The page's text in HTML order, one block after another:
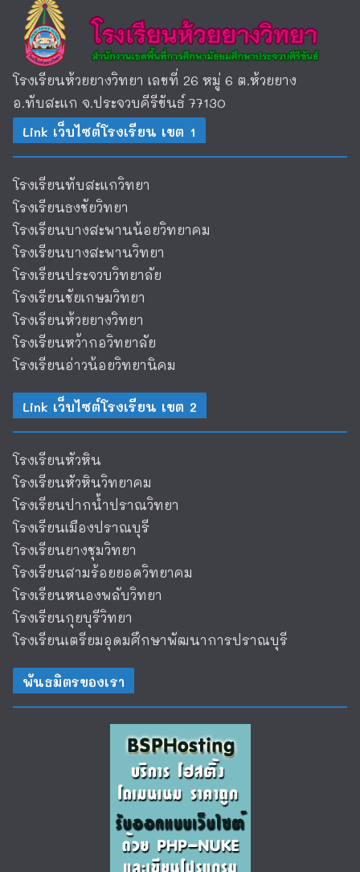
โรงเรียนห้วยยางวิทยา เลขที่ 26 หมู่ 6 ต.ห้วยยาง
อ.ทับสะแก จ.ประจวบคีรีขันธ์ 77130
Link เว็บไซต์โรงเรียน เขต 1
โรงเรียนทับสะแกวิทยา
โรงเรียนธงชัยวิทยา
โรงเรียนบางสะพานน้อยวิทยาคม
โรงเรียนบางสะพานวิทยา
โรงเรียนประจวบวิทยาลัย
โรงเรียนชัยเกษมวิทยา
โรงเรียนห้วยยางวิทยา
โรงเรียนหว้ากอวิทยาลัย
โรงเรียนอ่าวน้อยวิทยานิคม
Link เว็บไซต์โรงเรียน เขต 2
โรงเรียนหัวหิน
โรงเรียนหัวหินวิทยาคม
โรงเรียนปากน้ำปราณวิทยา
โรงเรียนเมืองปราณบุรี
โรงเรียนยางชุมวิทยา
โรงเรียนสามร้อยยอดวิทยาคม
โรงเรียนหนองพลับวิทยา
โรงเรียนกุยบุรีวิทยา
โรงเรียนเตรียมอุดมศึกษาพัฒนาการปราณบุรี
พันธมิตรของเรา